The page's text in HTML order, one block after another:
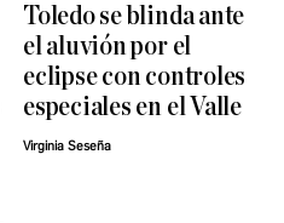
Toledo se blinda ante
el aluvión por el
eclipse con controles
especiales en el Valle
Virginia Seseña